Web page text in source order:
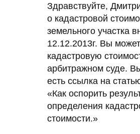
Здравствуйте,
о кадастровой
земельного участка
12.12.2013г. Вы
кадастровую
арбитражном суде.
есть ссылка на
«Как оспорить
определения
стоимости.»